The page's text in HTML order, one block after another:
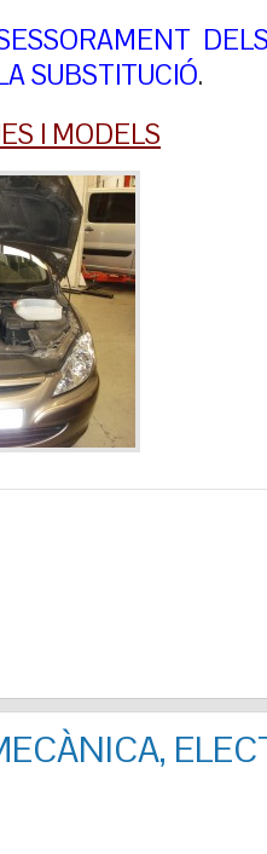
SUBSTITUCIÓ.
I MODELS